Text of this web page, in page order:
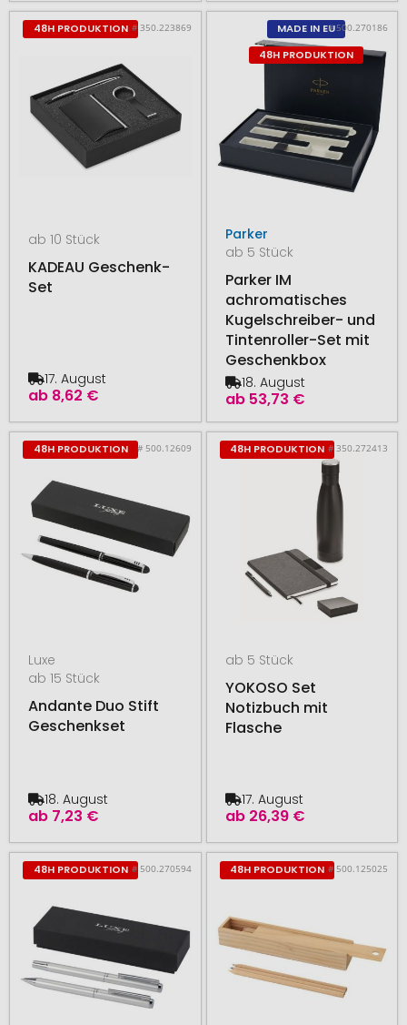
48H PRODUKTION # 350.223869
ab 10 Stück
KADEAU Geschenk-
Set
ab 8,62 €
17. August
MADE IN EU
48H PRODUKTION
# 500.270186
Parker
ab 5 Stück
Parker IM
achromatisches
Kugelschreiber- und
Tintenroller-Set mit
Geschenkbox
ab 53,73 €
18. August
48H PRODUKTION # 500.12609
Luxe
ab 15 Stück
Andante Duo Stift
Geschenkset
ab 7,23 €
18. August
48H PRODUKTION # 350.272413
ab 5 Stück
YOKOSO Set
Notizbuch mit
Flasche
ab 26,39 €
17. August
48H PRODUKTION # 500.270594 48H PRODUKTION # 500.125025